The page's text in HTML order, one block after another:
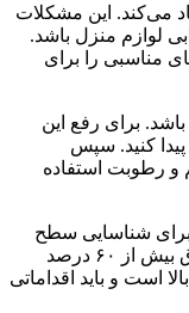
می‌کند. این مشکلات
لوازم منزل باشد.
مناسبی را برای
برای رفع این
کنید. سپس
و رطوبت استفاده
برای شناسایی سطح
رطوبت در اتاق و خانه است. اگر رطوبت اتاق بیش از ۶۰ درصد
است و باید اقداماتی